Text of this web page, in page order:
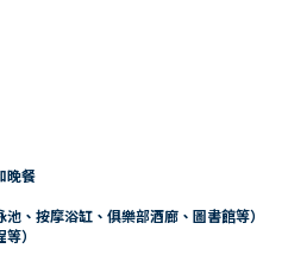
晚餐
、按摩浴缸、俱樂部酒廊、圖書館等）
）